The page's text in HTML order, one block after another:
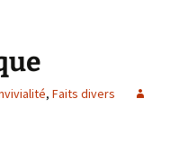
, Faits divers